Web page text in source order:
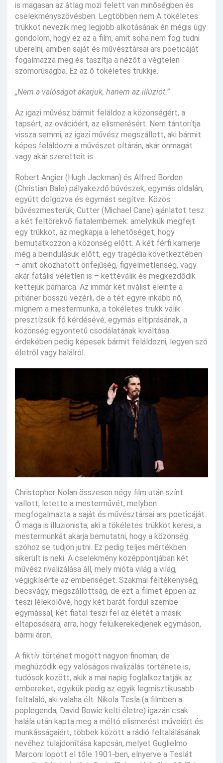
is magasan az átlag mozi felett van minőségben és
cselekményszövésben. Legtöbben nem A tökéletes
trükköt nevezik meg legjobb alkotásának én mégis úgy
gondolom, hogy ez az a film, amit soha nem fog tudni
überelni, amiben saját és művésztársai ars poeticáját
fogalmazza meg és taszítja a nézőt a végtelen
szomorúságba. Ez az ő tökéletes trükkje.
„Nem a valóságot akarjuk, hanem az illúziót.”
Az igazi művész bármit feláldoz a közönségért, a
tapsért, az ovációért, az elismerésért. Nem tántorítja
vissza semmi, az igazi művész megszállott, aki bármit
képes feláldozni a művészet oltárán, akár önmagát
vagy akár szeretteit is.
Robert Angier (Hugh Jackman) és Alfred Borden
(Christian Bale) pályakezdő bűvészek, egymás oldalán,
együtt dolgozva és egymást segítve. Közös
bűvészmesterük, Cutter (Michael Cane) ajánlatot tesz
a két feltörekvő fiatalembernek: amelyikük megfejt
egy trükköt, az megkapja a lehetőséget, hogy
bemutatkozzon a közönség előtt. A két férfi karrierje
még a beindulásuk előtt, egy tragédia következtében
– amit okozhatott önfejűség, figyelmetlenség, vagy
akár fatális véletlen is – kettéválik és megkezdődik
kettejük párharca. Az immár két riválist eleinte a
pitiáner bosszú vezérli, de a tét egyre inkább nő,
mígnem a mestermunka, a tökéletes trükk válik
presztízsük fő kérdésévé, egymás eltiprásának, a
közönség egyöntetű csodálatának kiváltása
érdekében pedig képesek bármit feláldozni, legyen szó
életről vagy halálról.
Christopher Nolan összesen négy film után színt
vallott, letette a mesterművét, melyben
megfogalmazta a saját és művésztársai ars poeticáját.
Ő maga is illuzionista, aki a tökéletes trükköt keresi, a
mestermunkát akarja bemutatni, hogy a közönség
szóhoz se tudjon jutni. Ez pedig teljes mértékben
sikerült is neki. A cselekmény középpontjában két
művész rivalizálása áll, mely mióta világ a világ,
végigkísérte az emberiséget. Szakmai féltékenység,
becsvágy, megszállottság, de ezt a filmet éppen az
teszi lélekölővé, hogy két barát fordul szembe
egymással, két fiatal teszi fel az életét a másik
eltaposására, arra, hogy felülkerekedjenek egymáson,
bármi áron.
A fiktív történet mögött nagyon finoman, de
meghúzódik egy valóságos rivalizálás története is,
tudósok között, akik a mai napig foglalkoztatják az
embereket, egyikük pedig az egyik legmisztikusabb
feltaláló, aki valaha élt. Nikola Tesla (a filmben a
poplegenda, David Bowie kelti életre) igazán csak
halála után kapta meg a méltó elismerést műveiért és
munkásságaiért, többek között a rádió feltalálásának
nevéhez tulajdonítása kapcsán, melyet Guglielmo
Marconi lopott el tőle 1901-ben, elnyerve a Teslát